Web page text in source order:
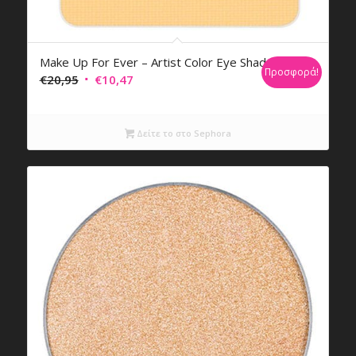
Make Up For Ever – Artist Color Eye Shadow
€20,95 Original
€10,47Η
είναι:
€10,47.
Προσφορά!
Δείτε το στο Sephora